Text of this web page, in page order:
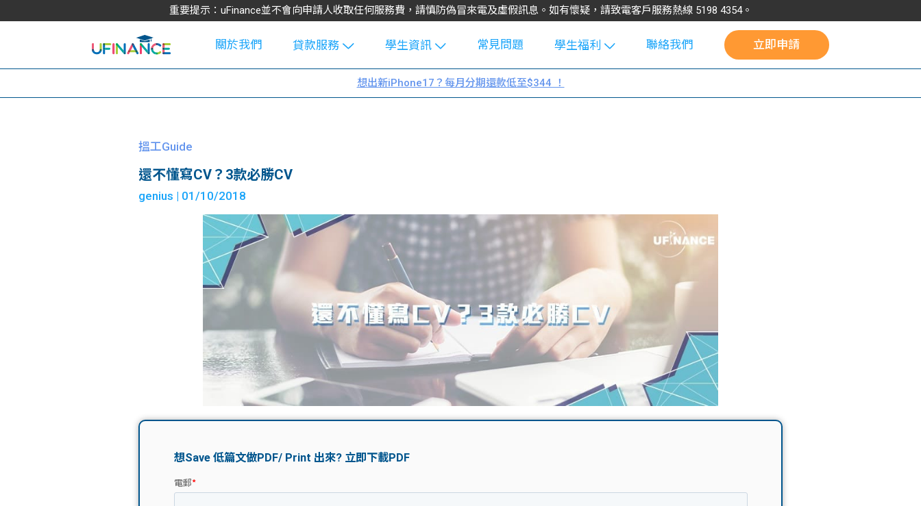
重要提示：uFinance並不會向申請人收取任何服務費，請慎防偽冒來電及虛假訊息。如有懷疑，請致電客戶服務熱線 5198 4354。
關於我們
貸款服務
學生貸款
貸款計數
網上私人貸
貸款計數
學生資訊
Blog
大專生筍
校園
Guide
理財
Guide
學生貸款
101
常見問題
學生福利
uFinance 校
園贊助
聯絡我們 立即申請
想出新iPhone17？每月分期還款低至$344 ！
搵工Guide
還不懂寫CV？3款必勝CV
genius | 01/10/2018